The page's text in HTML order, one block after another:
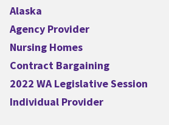
Alaska
Agency Provider
Nursing Homes
Contract Bargaining
2022 WA Legislative Session
Individual Provider